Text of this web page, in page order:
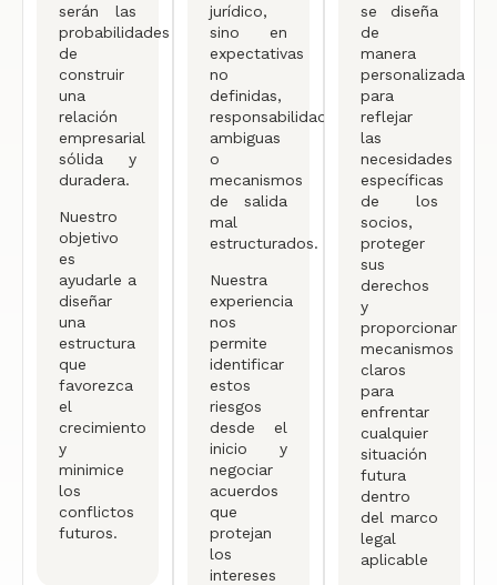
serán las
probabilidades
de
construir
una
relación
empresarial
sólida y
duradera.
Nuestro
objetivo
es
ayudarle a
diseñar
una
estructura
que
favorezca
el
crecimiento
y
minimice
los
conflictos
futuros.
jurídico,
sino en
expectativas
no
definidas,
responsabilidades
ambiguas
o
mecanismos
de salida
mal
estructurados.
Nuestra
experiencia
nos
permite
identificar
estos
riesgos
desde el
inicio y
negociar
acuerdos
que
protejan
los
intereses
se diseña
de
manera
personalizada
para
reflejar
las
necesidades
específicas
de los
socios,
proteger
sus
derechos
y
proporcionar
mecanismos
claros
para
enfrentar
cualquier
situación
futura
dentro
del marco
legal
aplicable